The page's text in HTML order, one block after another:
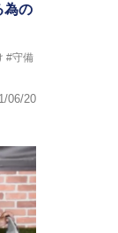
為の
#守備
06/20